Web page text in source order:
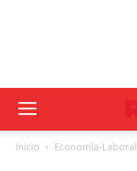
Inicio Economía-Laboral